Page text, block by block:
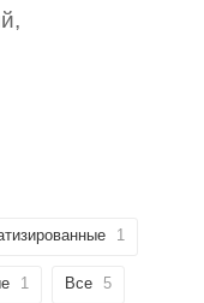
1
1 Все 5